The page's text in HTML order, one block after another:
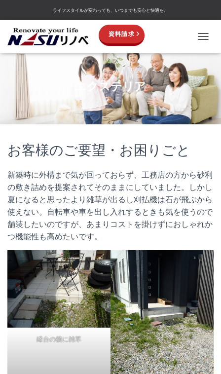
ライフスタイルが変わっても、いつまでも安心と快適を。
資料請求
エクステリア
お客様のご要望・お困りごと
新築時に外構まで気が回っておらず、工務店の方から砂利
の敷き詰めを提案されてそのままにしていました。しかし
夏になると思ったより雑草が出るし刈払機は石が飛ぶから
使えない。自転車や車を出し入れするときも気を使うので
舗装したいのですが、あまりコストを掛けずにおしゃれか
つ機能性も高めたいです。
縁台の横に雑草